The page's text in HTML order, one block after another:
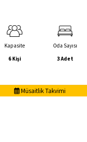
Kapasite
6 Kişi
Oda Sayısı
3 Adet
Müsaitlik Takvimi